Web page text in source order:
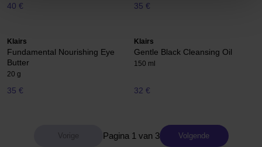
40 € 35 €
Klairs
Fundamental Nourishing Eye
Butter
20 g
35 €
Klairs
Gentle Black Cleansing Oil
150 ml
32 €
Pagina 1 van 3 Volgende